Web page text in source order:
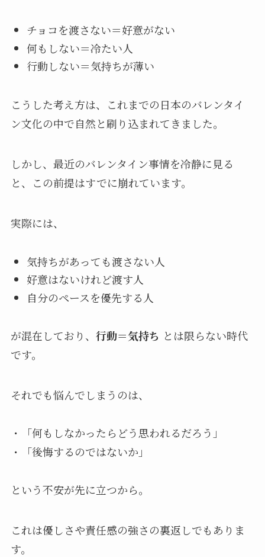
チョコを渡さない＝好意がない
何もしない＝冷たい人
行動しない＝気持ちが薄い
こうした考え方は、これまでの日本のバレンタイ
ン文化の中で自然と刷り込まれてきました。
しかし、最近のバレンタイン事情を冷静に見る
と、この前提はすでに崩れています。
実際には、
気持ちがあっても渡さない人
好意はないけれど渡す人
自分のペースを優先する人
が混在しており、 行動＝気持ち とは限らない時代
です。
それでも悩んでしまうのは、
・「何もしなかったらどう思われるだろう」
・「後悔するのではないか」
という不安が先に立つから。
これは優しさや責任感の強さの裏返しでもありま
す。